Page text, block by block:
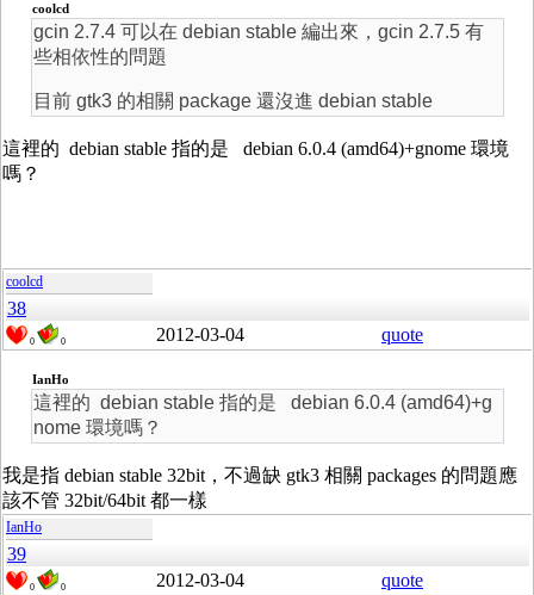
coolcd
gcin 2.7.4 可以在 debian stable 編出來，gcin 2.7.5 有
些相依性的問題
目前 gtk3 的相關 package 還沒進 debian stable
這裡的 debian stable 指的是 debian 6.0.4 (amd64)+gnome 環境
嗎？
coolcd
38
0 0 2012-03-04 quote
IanHo
這裡的 debian stable 指的是 debian 6.0.4 (amd64)+g
nome 環境嗎？
我是指 debian stable 32bit，不過缺 gtk3 相關 packages 的問題應
該不管 32bit/64bit 都一樣
IanHo
39
0 0 2012-03-04 quote